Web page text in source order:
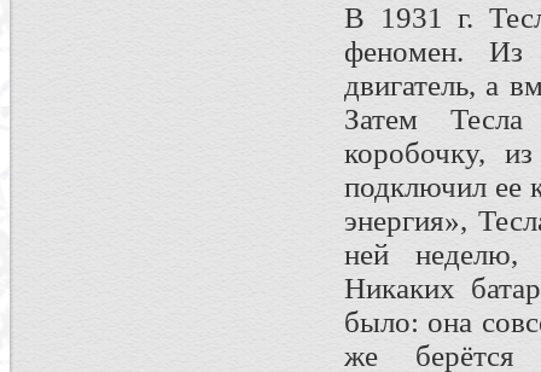
В 1931 г.
феномен. Из
двигатель, а
Затем
коробочку,
подключил ее
энергия»,
ней неделю,
Никаких
было: она
же берётся